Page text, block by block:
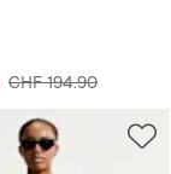
Originalpreis
CHF 194.90